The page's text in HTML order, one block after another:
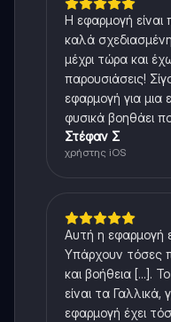
Η εφαρμογή
καλά
μέχρι τώρα και
παρουσιάσεις!
εφαρμογή για μια
φυσικά βοηθάει
Στέφαν Σ
χρήστης iOS
Αυτή η εφαρμογή
Υπάρχουν τόσες
και βοήθεια [...].
είναι τα Γαλλικά,
εφαρμογή έχει